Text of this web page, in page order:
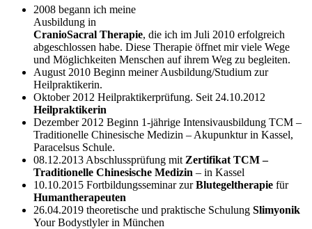
2008 begann ich meine
Ausbildung in
CranioSacral Therapie, die ich im Juli 2010 erfolgreich
abgeschlossen habe. Diese Therapie öffnet mir viele Wege
und Möglichkeiten Menschen auf ihrem Weg zu begleiten.
August 2010 Beginn meiner Ausbildung/Studium zur
Heilpraktikerin.
Oktober 2012 Heilpraktikerprüfung. Seit 24.10.2012
Heilpraktikerin
Dezember 2012 Beginn 1-jährige Intensivausbildung TCM –
Traditionelle Chinesische Medizin – Akupunktur in Kassel,
Paracelsus Schule.
08.12.2013 Abschlussprüfung mit Zertifikat TCM –
Traditionelle Chinesische Medizin – in Kassel
10.10.2015 Fortbildungsseminar zurBlutegeltherapie für
Humantherapeuten
26.04.2019 theoretische und praktische Schulung Slimyonik
Your Bodystlyler in München